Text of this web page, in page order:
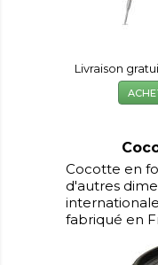
Livraison
Cocotte en
d'autres
fabriqué en